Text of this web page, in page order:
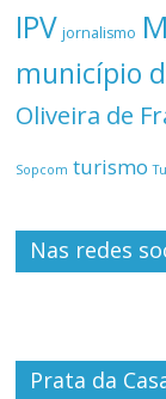
IPV jornalismo
município
Oliveira de
Sopcom turismo
Nas redes
Prata da